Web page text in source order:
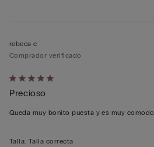
Calificación
de
5
5
rebeca c
Comprador verificado
Precioso
Queda muy bonito puesta y es muy comodo
Talla: Talla correcta